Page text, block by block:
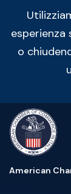
o
American